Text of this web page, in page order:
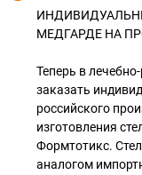
МЕДГАРДЕ НА
Теперь в
заказать
российского
изготовления
Формтотикс.
аналогом